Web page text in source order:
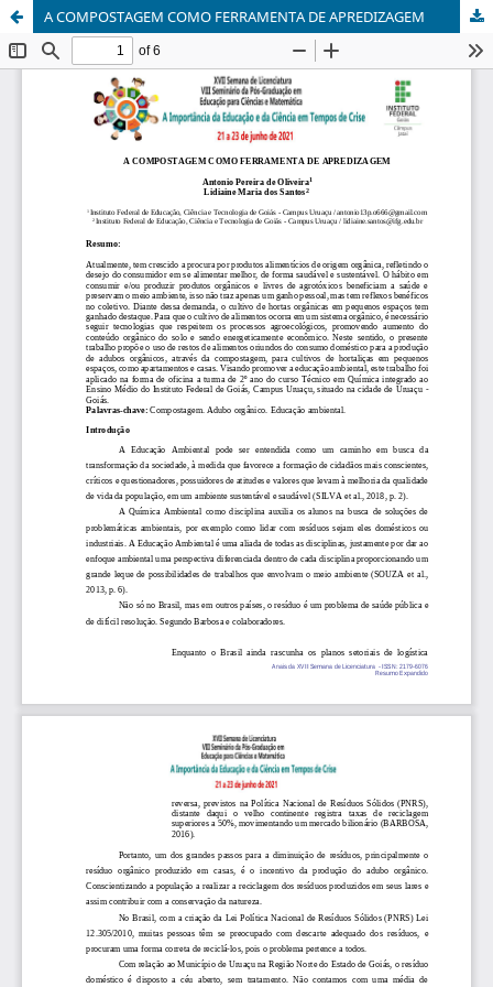
A COMPOSTAGEM COMO FERRAMENTA DE APREDIZAGEM